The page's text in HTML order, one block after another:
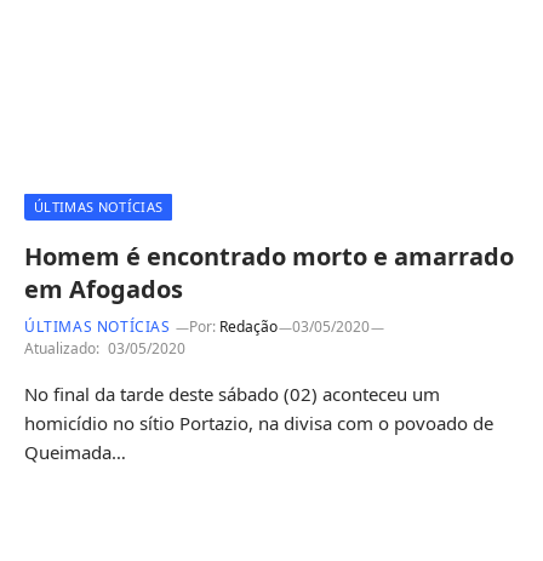
ÚLTIMAS NOTÍCIAS
Homem é encontrado morto e amarrado
em Afogados
ÚLTIMAS NOTÍCIAS Por: Redação
03/05/2020
Atualizado: 03/05/2020
No final da tarde deste sábado (02) aconteceu um
homicídio no sítio Portazio, na divisa com o povoado de
Queimada…